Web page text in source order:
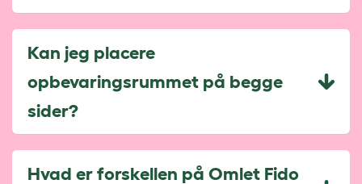
Kan jeg placere
opbevaringsrummet på begge
sider?
Hvad er forskellen på Omlet Fido